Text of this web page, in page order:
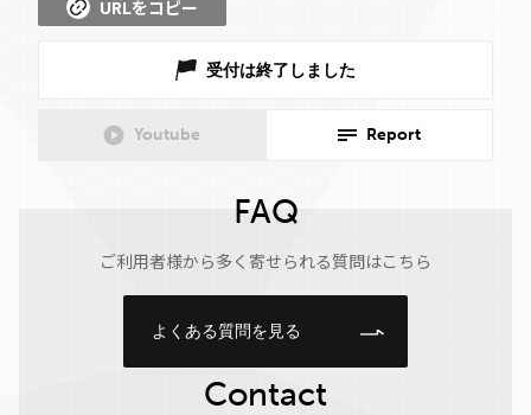
URLをコピー
受付は終了しました
Youtube Report
FAQ
ご利用者様から多く寄せられる質問はこちら
よくある質問を見る
Contact